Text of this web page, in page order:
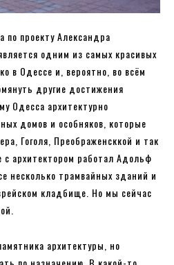
по проекту Александра
одним из самых красивых
в Одессе и, вероятно, во всём
другие достижения
Одесса архитектурно
домов и особняков, которые
Гоголя, Преображенсккой и так
с архитектором работал Адольф
несколько трамвайных зданий и
кладбище. Но мы сейчас
архитектуры, но